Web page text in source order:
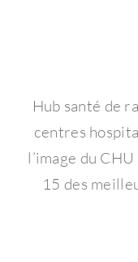
Hub santé de
centres
l’image du
15 des